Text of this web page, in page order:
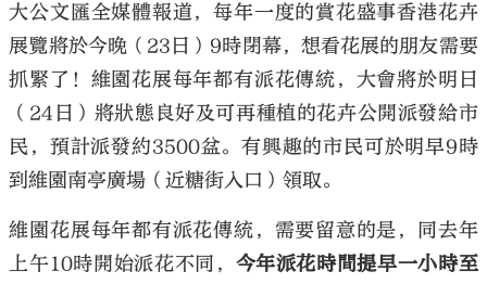
大公文匯全媒體報道，每年一度的賞花盛事香港花卉
展覽將於今晚（23日）9時閉幕，想看花展的朋友需要
抓緊了！維園花展每年都有派花傳統，大會將於明日
（24日）將狀態良好及可再種植的花卉公開派發給市
民，預計派發約3500盆。有興趣的市民可於明早9時
到維園南亭廣場（近糖街入口）領取。
維園花展每年都有派花傳統，需要留意的是，同去年
上午10時開始派花不同， 今年派花時間提早一小時至